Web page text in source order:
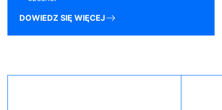
DOWIEDZ SIĘ WIĘCEJ